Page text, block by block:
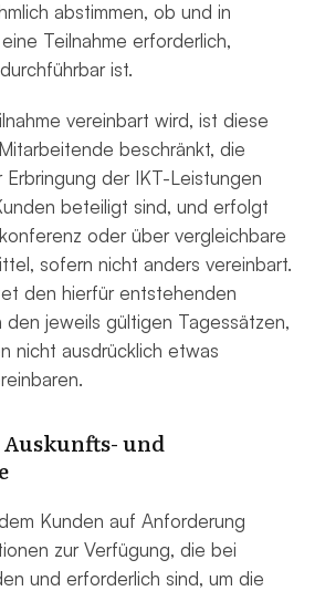
abstimmen, ob und in
Teilnahme erforderlich,
ist.
vereinbart wird, ist diese
beschränkt, die
der IKT-Leistungen
beteiligt sind, und erfolgt
oder über vergleichbare
sofern nicht anders vereinbart.
den hierfür entstehenden
jeweils gültigen Tagessätzen,
nicht ausdrücklich etwas
und
Kunden auf Anforderung
zur Verfügung, die bei
und erforderlich sind, um die